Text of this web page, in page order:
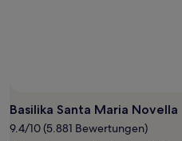
gelten.
Basilika Santa Maria Novella
9.4/10 (5.881 Bewertungen)